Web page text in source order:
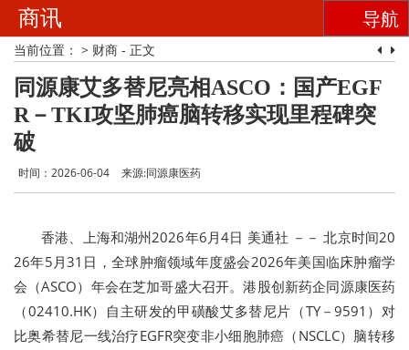
商讯 导航
当前位置： > 财商 - 正文
同源康艾多替尼亮相ASCO：国产EGF
R－TKI攻坚肺癌脑转移实现里程碑突
破
时间：2026-06-04 来源:同源康医药
香港、上海和湖州2026年6月4日 美通社 －－ 北京时间20
26年5月31日，全球肿瘤领域年度盛会2026年美国临床肿瘤学
会（ASCO）年会在芝加哥盛大召开。港股创新药企同源康医药
（02410.HK）自主研发的甲磺酸艾多替尼片（TY－9591）对
比奥希替尼一线治疗EGFR突变非小细胞肺癌（NSCLC）脑转移